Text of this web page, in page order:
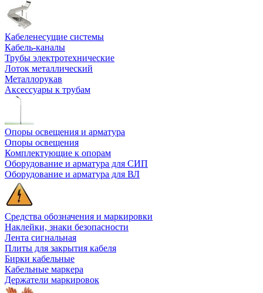
Кабеленесущие системы
Кабель-каналы
Трубы электротехнические
Лоток металлический
Металлорукав
Аксессуары к трубам
Опоры освещения и арматура
Опоры освещения
Комплектующие к опорам
Оборудование и арматура для СИП
Оборудование и арматура для ВЛ
Средства обозначения и маркировки
Наклейки, знаки безопасности
Лента сигнальная
Плиты для закрытия кабеля
Бирки кабельные
Кабельные маркера
Держатели маркировок